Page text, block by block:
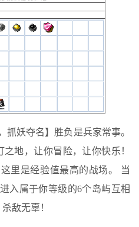
抓妖夺名】胜负是兵家常事。
地，让你冒险，让你快乐！
里是经验值最高的战场。 当
入属于你等级的6个岛屿互相
敌无辜！